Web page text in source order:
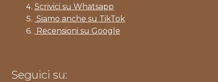
Scrivici su Whatsapp
Siamo anche su TikTok
Recensioni su Google
Seguici su: